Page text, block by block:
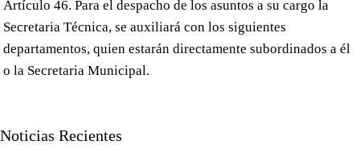
Artículo 46. Para el despacho de los asuntos a su cargo la
Secretaria Técnica, se auxiliará con los siguientes
departamentos, quien estarán directamente subordinados a él
o la Secretaria Municipal.
Noticias Recientes